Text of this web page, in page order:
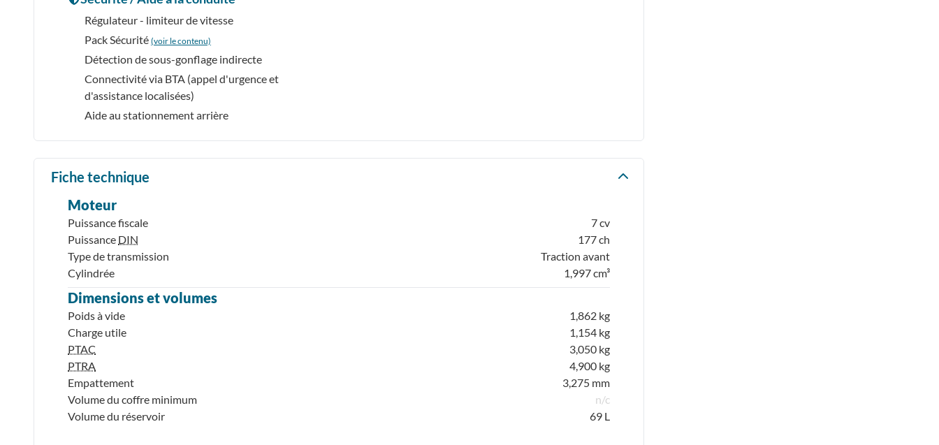
Régulateur - limiteur de vitesse
Pack Sécurité (voir le contenu)
Détection de sous-gonflage indirecte
Connectivité via BTA (appel d'urgence et
d'assistance localisées)
Aide au stationnement arrière
Fiche technique
Moteur
Puissance fiscale
7 cv
Puissance DIN
177 ch
Type de transmission
Traction avant
Cylindrée
1,997 cm³
Dimensions et volumes
Poids à vide
1,862 kg
Charge utile
1,154 kg
PTAC
3,050 kg
PTRA
4,900 kg
Empattement
3,275 mm
Volume du coffre minimum
n/c
Volume du réservoir
69 L